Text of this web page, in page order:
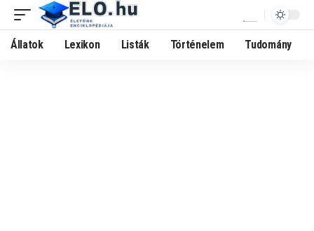
Állatok Lexikon Listák Történelem Tudomány